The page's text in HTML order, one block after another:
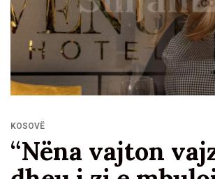
KOSOVË
“Nëna vajton